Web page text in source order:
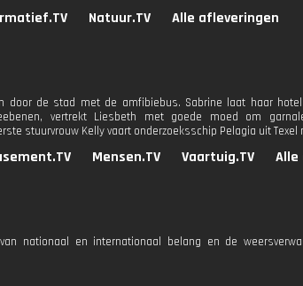
Natuur.TV Alle afleveringen
door de stad met de amfibiebus. Sabrine laat haar
vertrekt Liesbeth met goede moed om
stuurvrouw Kelly vaart onderzoeksschip Pelagia uit Texel
Mensen.TV Vaartuig.TV Alle
nationaal en internationaal belang en de